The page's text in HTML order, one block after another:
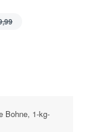
Bohne, 1-kg-